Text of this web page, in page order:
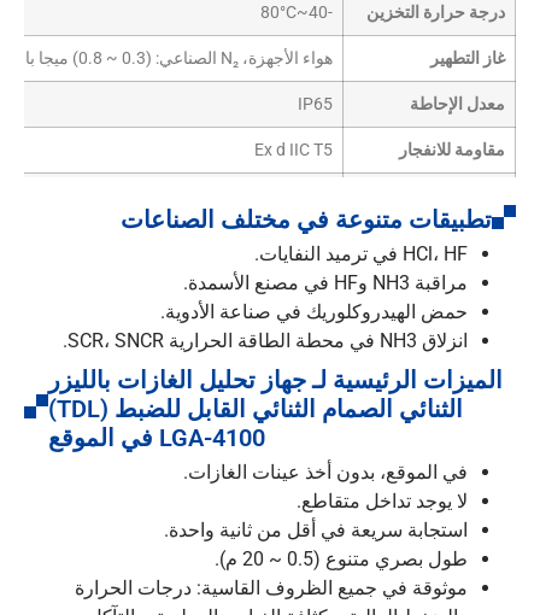
درجة حرارة التخزين -40~80°C
غاز التطهير هواء الأجهزة، N₂ الصناعي: (0.3 ~ 0.8) ميجا باسكال
معدل الإحاطة IP65
مقاومة للانفجار Ex d IIC T5
الاستهلاك
المخرجات التناظرية 2 اتجاه 4 ~ 20 مللي أمبير
مخرجات الترحيل
تطبيقات متنوعة في مختلف الصناعات
HCl، HF في ترميد النفايات.
مراقبة NH3 وHF في مصنع الأسمدة.
حمض الهيدروكلوريك في صناعة الأدوية.
انزلاق NH3 في محطة الطاقة الحرارية SCR، SNCR.
الميزات الرئيسية لـ جهاز تحليل الغازات بالليزر
الثنائي الصمام الثنائي القابل للضبط (TDL)
LGA-4100 في الموقع
في الموقع، بدون أخذ عينات الغازات.
لا يوجد تداخل متقاطع.
استجابة سريعة في أقل من ثانية واحدة.
طول بصري متنوع (0.5 ~ 20 م).
موثوقة في جميع الظروف القاسية: درجات الحرارة